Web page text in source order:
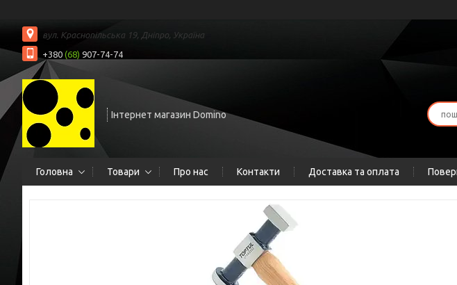
вул. Краснопільська 19, Дніпро, Україна
+380 (68) 907-74-74
Інтернет магазин Domino
Головна Товари Про нас Контакти Доставка та оплата